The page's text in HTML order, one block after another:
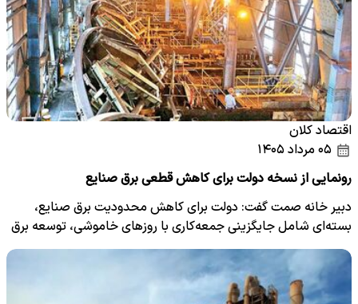
اقتصاد کلان
رونمایی از نسخه دولت برای کاهش قطعی برق صنایع
دبیر خانه صمت گفت: دولت برای کاهش محدودیت برق صنایع،
بسته‌ای شامل جایگزینی جمعه‌کاری با روزهای خاموشی، توسعه برق
سبز،…